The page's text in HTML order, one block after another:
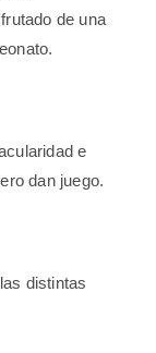
de una
e
dan juego.
distintas